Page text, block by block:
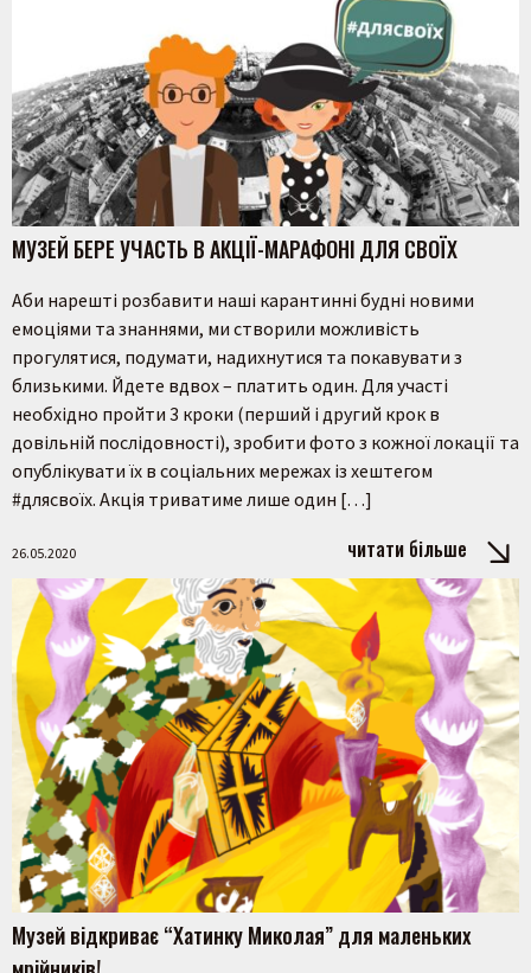
Пошук на сайті
Шукати
МУЗЕЙ БЕРЕ УЧАСТЬ В АКЦІЇ-МАРАФОНІ ДЛЯ СВОЇХ
Аби нарешті розбавити наші карантинні будні новими
емоціями та знаннями, ми створили можливість
прогулятися, подумати, надихнутися та покавувати з
близькими. Йдете вдвох – платить один. Для участі
необхідно пройти 3 кроки (перший і другий крок в
довільній послідовності), зробити фото з кожної локації та
опублікувати їх в соціальних мережах із хештегом
#длясвоїх. Акція триватиме лише один […]
26.05.2020 читати більше
Музей відкриває “Хатинку Миколая” для маленьких